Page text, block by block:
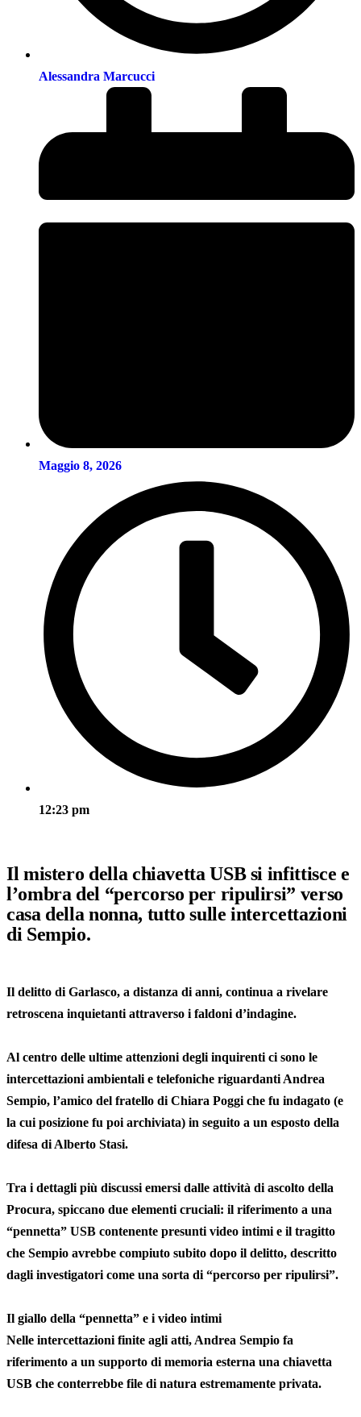
Alessandra Marcucci
Maggio 8, 2026
12:23 pm
Il mistero della chiavetta USB si infittisce e
l’ombra del “percorso per ripulirsi” verso
casa della nonna, tutto sulle intercettazioni
di Sempio.
Il delitto di Garlasco, a distanza di anni, continua a rivelare
retroscena inquietanti attraverso i faldoni d’indagine.
Al centro delle ultime attenzioni degli inquirenti ci sono le
intercettazioni ambientali e telefoniche riguardanti Andrea
Sempio, l’amico del fratello di Chiara Poggi che fu indagato (e
la cui posizione fu poi archiviata) in seguito a un esposto della
difesa di Alberto Stasi.
Tra i dettagli più discussi emersi dalle attività di ascolto della
Procura, spiccano due elementi cruciali: il riferimento a una
“pennetta” USB contenente presunti video intimi e il tragitto
che Sempio avrebbe compiuto subito dopo il delitto, descritto
dagli investigatori come una sorta di “percorso per ripulirsi”.
Il giallo della “pennetta” e i video intimi
Nelle intercettazioni finite agli atti, Andrea Sempio fa
riferimento a un supporto di memoria esterna una chiavetta
USB che conterrebbe file di natura estremamente privata.